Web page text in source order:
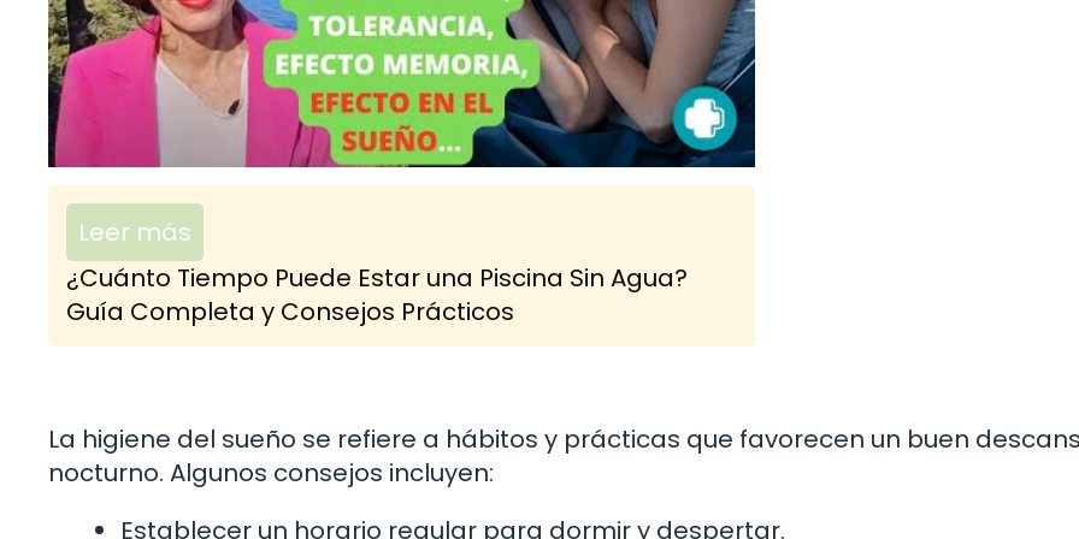
Leer más
¿Cuánto Tiempo Puede Estar una Piscina Sin Agua?
Guía Completa y Consejos Prácticos
La higiene del sueño se refiere a hábitos y prácticas que favorecen un buen
nocturno. Algunos consejos incluyen:
Establecer un horario regular para dormir y despertar.